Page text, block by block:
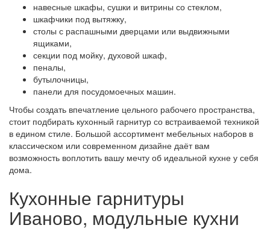
навесные шкафы, сушки и витрины со стеклом,
шкафчики под вытяжку,
столы с распашными дверцами или выдвижными
ящиками,
секции под мойку, духовой шкаф,
пеналы,
бутылочницы,
панели для посудомоечных машин.
Чтобы создать впечатление цельного рабочего пространства,
стоит подбирать кухонный гарнитур со встраиваемой техникой
в едином стиле. Большой ассортимент мебельных наборов в
классическом или современном дизайне даёт вам
возможность воплотить вашу мечту об идеальной кухне у себя
дома.
Кухонные гарнитуры
Иваново, модульные кухни